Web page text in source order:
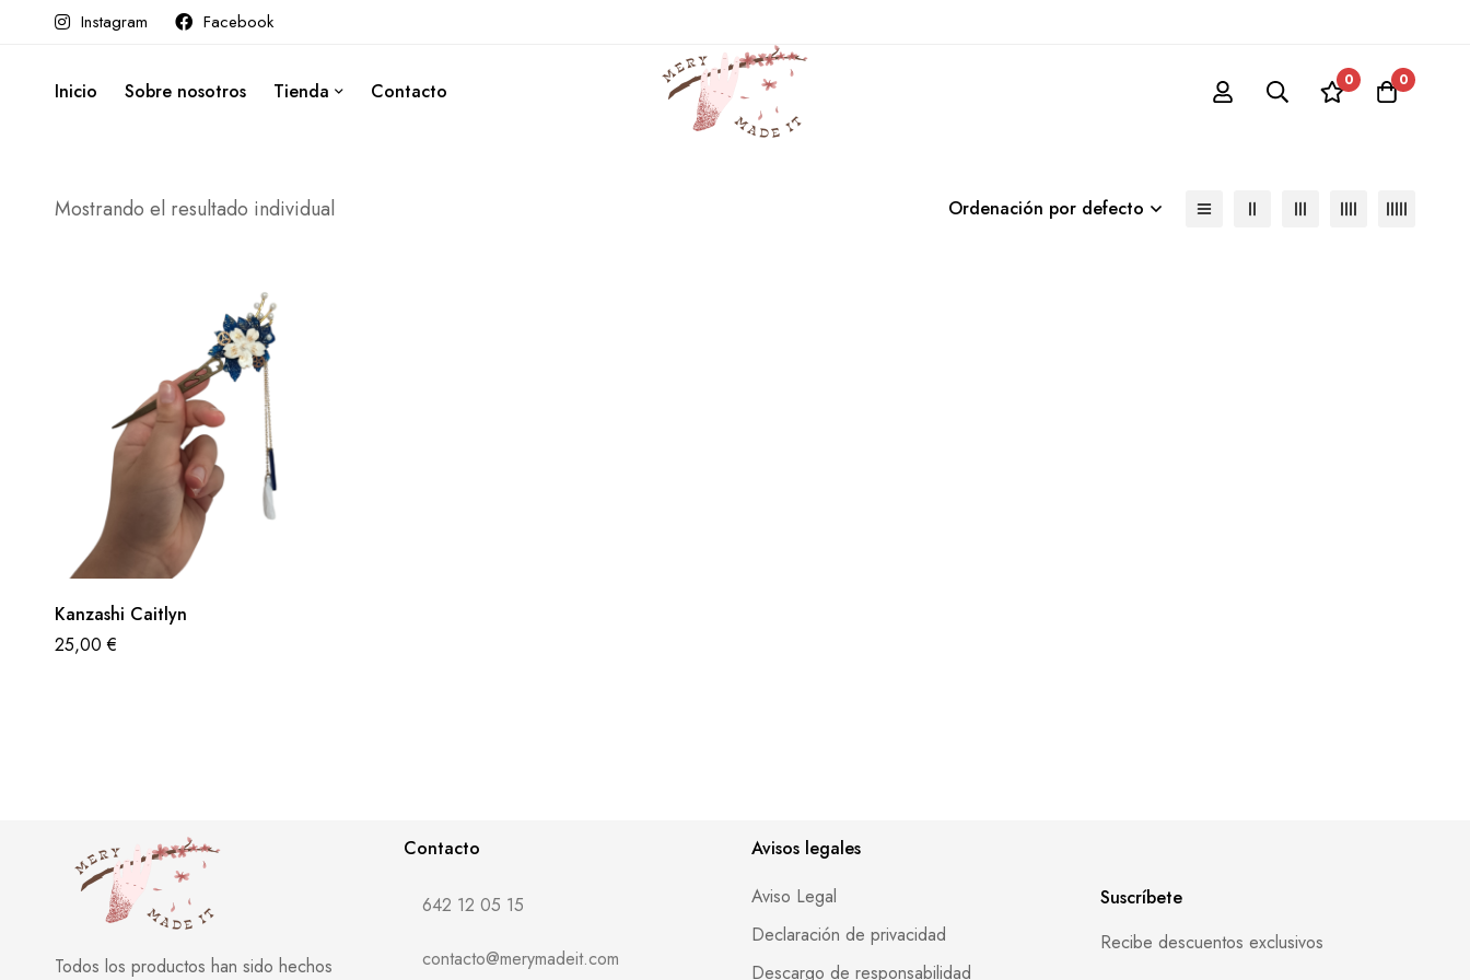
Instagram Facebook
Inicio Sobre nosotros Tienda Contacto 0 0
caitlyn
Productos
Mostrando el resultado individual Ordenación por defecto
Kanzashi Caitlyn
25,00€
Todos los productos han sido hechos
Contacto
642 12 05 15
contacto@merymadeit.com
Avisos legales
Aviso Legal
Declaración de privacidad
Descargo de responsabilidad
Suscríbete
Recibe descuentos exclusivos